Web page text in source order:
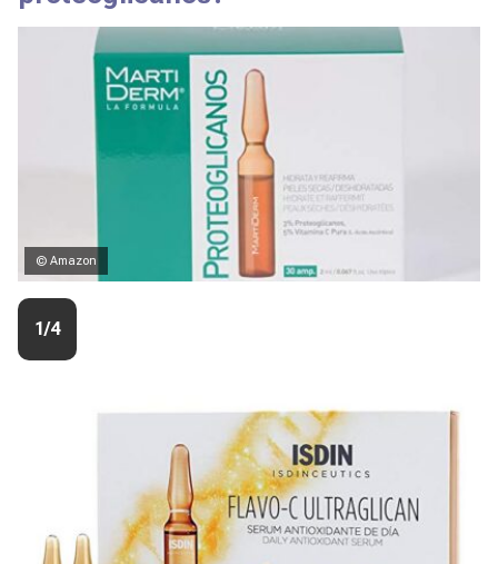
© Amazon
1/4